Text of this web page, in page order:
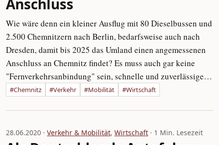
Anschluss
Wie wäre denn ein kleiner Ausflug mit 80 Dieselbussen und
2.500 Chemnitzern nach Berlin, bedarfsweise auch nach
Dresden, damit bis 2025 das Umland einen angemessenen
Anschluss an Chemnitz findet? Es muss auch gar keine
"Fernverkehrsanbindung" sein, schnelle und zuverlässige…
#Chemnitz #Verkehr #Mobilität #Wirtschaft
28.06.2020 · Verkehr & Mobilität, Wirtschaft · 1 Min. Lesezeit